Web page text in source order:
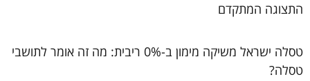
התצוגה המתקדם
טסלה ישראל משיקה מימון ב-0% ריבית: מה זה אומר לתושבי
טסלה?